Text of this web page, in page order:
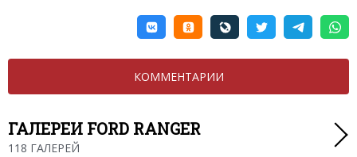
КОММЕНТАРИИ
ГАЛЕРЕИ FORD RANGER
118 ГАЛЕРЕЙ